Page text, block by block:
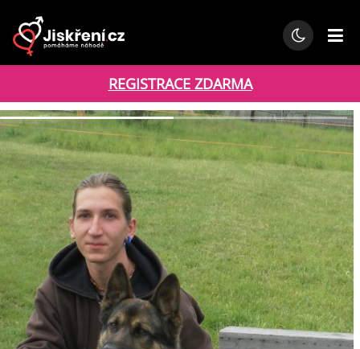
REGISTRACE ZDARMA